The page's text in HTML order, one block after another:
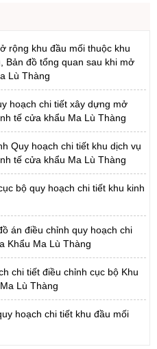
rộng khu đầu mối thuộc khu
Bản đồ tổng quan sau khi mở
Lù Thàng
hoạch chi tiết xây dựng mở
tế cửa khẩu Ma Lù Thàng
Quy hoạch chi tiết khu dịch vụ
tế cửa khẩu Ma Lù Thàng
bộ quy hoạch chi tiết khu kinh
án điều chỉnh quy hoạch chi
Khẩu Ma Lù Thàng
chi tiết điều chỉnh cục bộ Khu
Lù Thàng
hoạch chi tiết khu đầu mối